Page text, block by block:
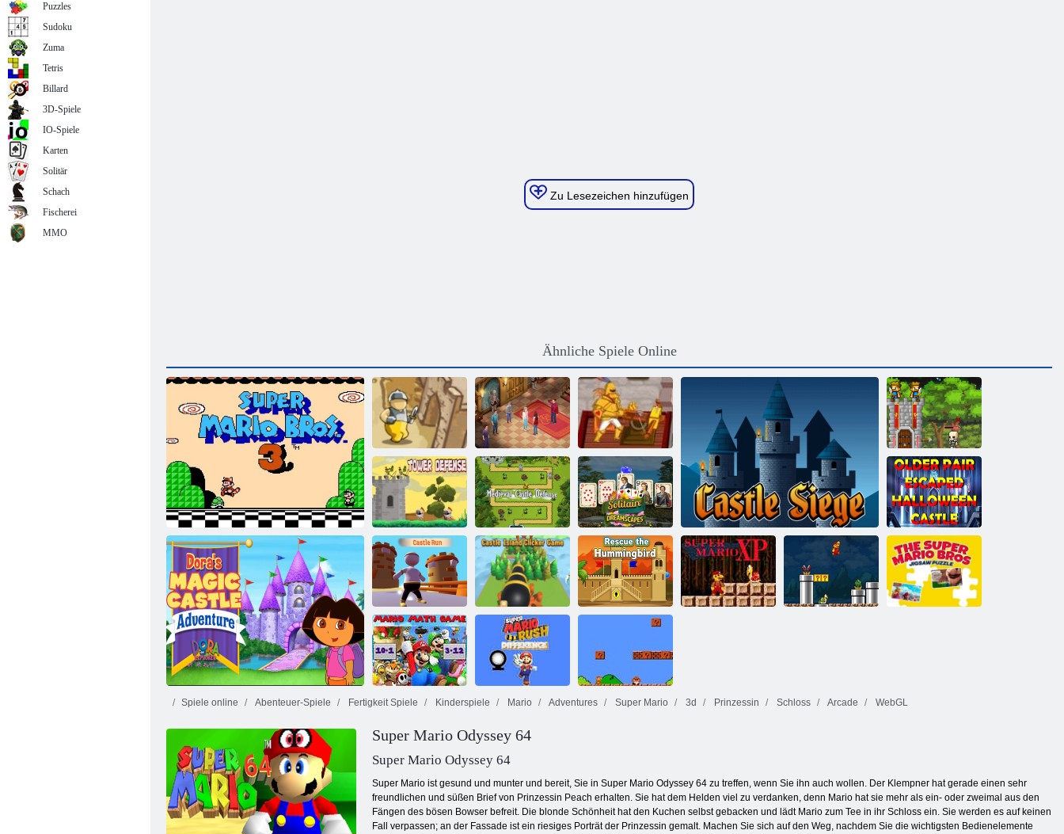
Zu Lesezeichen hinzufügen
Ähnliche Spiele Online
Super Mario Bros. 3
Schutz des
Kreuzfahrers
Evermoor Der
Faden des
Schicksals
Herr der Ritter
Mini Wächter
Schloss
Verteidigung
Turmverteidigungskönig
Mittelalterliche
Burgverteidigung
Dora der Entdecker Doras Magic Castle-
Abenteuer
Solitaire-
Traumlandschaften
Älteres Paar
entkam
Halloween-
Schloss
Burglauf
Castle Island
Clicker-Spiel
Rette den
Kolibri
Mario-Mathe-
Spiel
Rush-
Unterschied
Spiele online Abenteuer-Spiele Fertigkeit Spiele Kinderspiele Mario Adventures Super Mario 3d Prinzessin Schloss Arcade WebGL
Super Mario Odyssey 64
Super Mario Odyssey 64
Super Mario ist gesund und munter und bereit, Sie in Super Mario Odyssey 64 zu treffen, wenn Sie ihn auch wollen. Der Klempner hat gerade einen sehr
freundlichen und süßen Brief von Prinzessin Peach erhalten. Sie hat dem Helden viel zu verdanken, denn Mario hat sie mehr als ein- oder zweimal aus den
Fängen des bösen Bowser befreit. Die blonde Schönheit hat den Kuchen selbst gebacken und lädt Mario zum Tee in ihr Schloss ein. Sie werden es auf keinen
Fall verpassen; an der Fassade ist ein riesiges Porträt der Prinzessin gemalt. Machen Sie sich auf den Weg, nachdem Sie die wichtigsten Bedienelemente
Puzzles
Sudoku
Zuma
Tetris
Billard
3D-Spiele
IO-Spiele
Karten
Solitär
Schach
Fischerei
MMO